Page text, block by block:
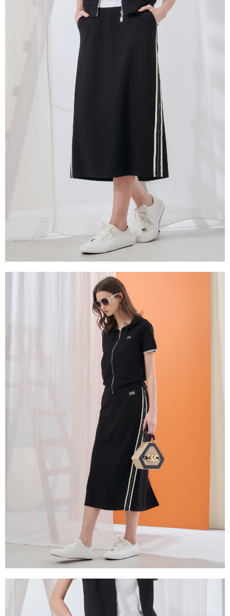
法說明評估內容。
【繳款方式說明】
1.分期款項不併入電信帳單，「大哥付你分期」於每月結算日後寄送繳費提
2.透過簡訊連結打開帳單後，可選擇「超商條碼／台灣大直營門市／銀行轉
帳／街口支付／iPASS MONEY」等通路繳費。
1.本服務係由「台灣大哥大股份有限公司」（以下簡稱本公司）所提供，讓
用戶於交易時，得透過本服務購買商品或服務，並由商店將買賣／分期付款
買賣價金債權讓與本公司後，依約使用本公司帳單繳交帳款。
2.基於同意付款使用「大哥付你分期」之契約關係目的，商店將以您的個人
資料（包含姓名、電話或地址）提供予台灣大哥大進項蒐集、處理及利用，
由本公司與您本人進行分期帳單所需資料之確認、核對及更正。
3.完整用戶服務條款，請詳閱以下連結：
https://oppay.tw/userRule
３．安心：先確認商品／服務後，再付款。
【「AFTEE先享後付」結帳流程】
１．於結帳方式選擇「AFTEE先享後付」後，將跳轉至「AFTEE先享後付」
結帳頁面，進行簡訊認證並確認金額後，即可完成結帳。
２．訂單成立數日內，您將收到繳費通知簡訊。
３．收到繳費通知簡訊後14天內，點擊此簡訊中的連結，可透過四大超商／
ATM／網路銀行／等多元方式進行付款，方視為交易完成。
※ 請注意：結帳手續完成當下不需立刻繳費，但若您需要取消訂單，請聯絡
購買商品的店家。未經商家同意取消之訂單仍視為有效，需透過AFTEE先享
※ 交易是否成功請以「AFTEE先享後付 」之結帳頁面顯示為準，若有關於
是否繳費成功／繳費後需取消欲退款等相關疑問，請聯繫「AFTEE先享後付
https://netprotections.freshdesk.com/support/home
１．透過由恩沛科技股份有限公司提供之「AFTEE先享後付」服務完成之交
易，需依本服務之必要範圍內提供個人資料，並將交易相關給付款項請求債
權轉讓予恩沛科技股份有限公司。
２．關於個人資料處理事宜，請瀏覽以下網址：
３．未成年的使用者請事先徵得法定代理人或監護人之同意方可使用
「AFTEE先享後付」，若未經同意申辦者引起之損失，本公司不負相關責
４．使用「AFTEE先享後付」時，將依據個別帳號之用戶狀況，依本公司即
時審查核予不同之上限額度；若仍有額度不足之情形，本公司將視審查結果
５．嚴禁一人註冊多個帳號或使用他人資訊註冊。若發現惡意使用之情形，
每筆NT$120，滿NT$2,000(含以上)免運費
每筆NT$120，滿NT$2,000(含以上)免運費
每筆NT$120，滿NT$2,000(含以上)免運費